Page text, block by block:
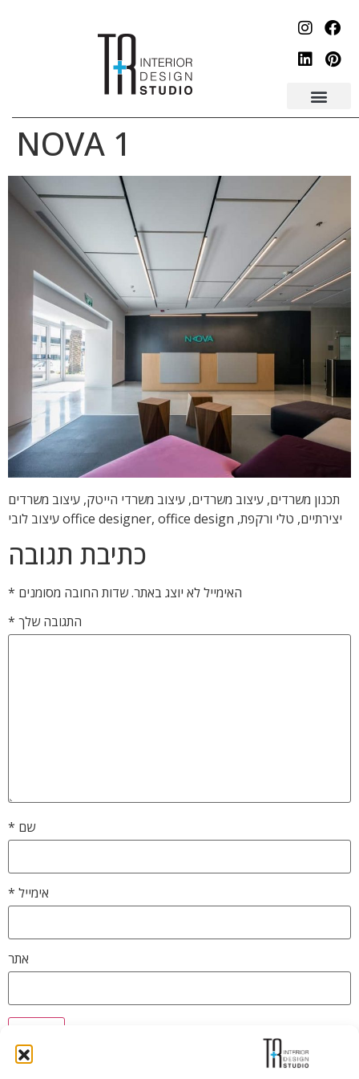
NOVA 1
תכנון משרדים, עיצוב משרדים, עיצוב משרדי הייטק, עיצוב משרדים
יצירתיים, טלי ורקפת, office designer, office design עיצוב לובי
כתיבת תגובה
האימייל לא יוצג באתר.שדות החובה מסומנים *
התגובה שלך *
שם *
אימייל *
אתר